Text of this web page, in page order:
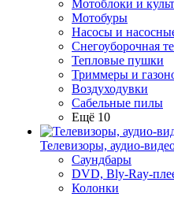
Мотоблоки и
Мотобуры
Насосы и
Снегоуборочная
Тепловые пушки
Триммеры и
Воздуходувки
Сабельные пилы
Ещё 10
Телевизоры, аудио-
Саундбары
DVD, Bly-Ray-
Колонки